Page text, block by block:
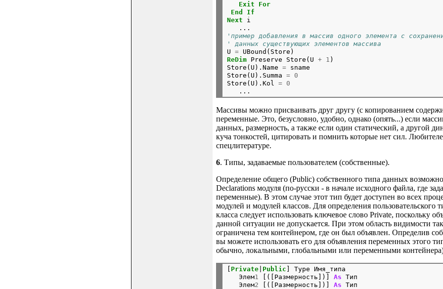
Exit
For
End
If
Next i
'пример добавления в массив одного элемента с
' данных существующих элементов массива
U =
ReDim Preserve Store(U + 1 )
Store(U).Name = sname
Store(U).Summa =
0
Store(U).Kol =
0
Массивы можно присваивать друг другу (с копированием
переменные. Это, безусловно, удобно, однако (опять...) если
данных, размерность, а также если один статический, а другой
куча тонкостей, цитировать и помнить которые нет сил.
спецлитературе.
6. Типы, задаваемые пользователем (собственные).
Определение общего (Public) собственного типа данных
Declarations модуля (по-русски - в начале исходного файла, где
переменные). В этом случае этот тип будет доступен во всех
модулей и модулей классов. Для определения пользовательского
класса следует использовать ключевое слово Private, поскольку
данной ситуации не допускается. При этом область видимости
ограничена тем контейнером, где он был объявлен. Определив
вы можете использовать его для объявления переменных этого
обычно, локальными, глобальными или переменными
[ Private| Public ] Type Имя_типа
   Элем
1 [([Размерность])] As Тип
   Элем
2 [([Размерность])] As Тип